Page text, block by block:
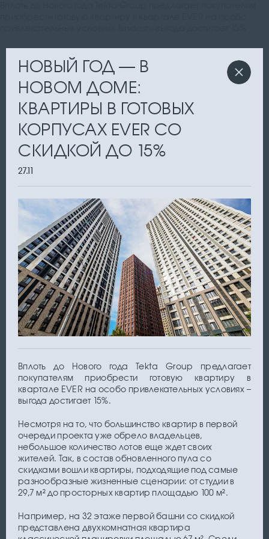
НОВЫЙ ГОД — В
НОВОМ ДОМЕ:
КВАРТИРЫ В ГОТОВЫХ
КОРПУСАХ EVER СО
СКИДКОЙ ДО 15%
27.11
Вплоть до Нового года Tekta Group предлагает
покупателям приобрести готовую квартиру в
квартале EVER на особо привлекательных условиях –
выгода достигает 15%.
Несмотря на то, что большинство квартир в первой
очереди проекта уже обрело владельцев,
небольшое количество лотов еще ждет своих
жителей. Так, в состав обновленного пула со
скидками вошли квартиры, подходящие под самые
разнообразные жизненные сценарии: от студии в
29,7 м² до просторных квартир площадью 100 м².
Например, на 32 этаже первой башни со скидкой
представлена двухкомнатная квартира